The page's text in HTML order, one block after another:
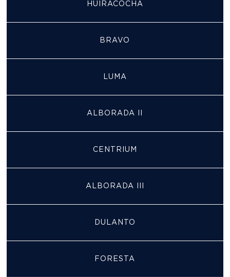
HUIRACOCHA
BRAVO
LUMA
ALBORADA II
CENTRIUM
ALBORADA III
DULANTO
FORESTA